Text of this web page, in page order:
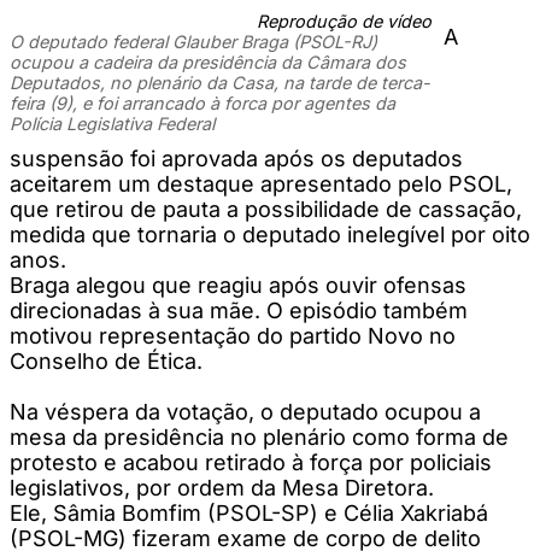
Reprodução de vídeo
O deputado federal Glauber Braga (PSOL-RJ)
ocupou a cadeira da presidência da Câmara dos
Deputados, no plenário da Casa, na tarde de terca-
feira (9), e foi arrancado à forca por agentes da
Polícia Legislativa Federal
A
suspensão foi aprovada após os deputados
aceitarem um destaque apresentado pelo PSOL,
que retirou de pauta a possibilidade de cassação,
medida que tornaria o deputado inelegível por oito
anos.
Braga alegou que reagiu após ouvir ofensas
direcionadas à sua mãe. O episódio também
motivou representação do partido Novo no
Conselho de Ética.
Na véspera da votação, o deputado ocupou a
mesa da presidência no plenário como forma de
protesto e acabou retirado à força por policiais
legislativos, por ordem da Mesa Diretora.
Ele, Sâmia Bomfim (PSOL-SP) e Célia Xakriabá
(PSOL-MG) fizeram exame de corpo de delito